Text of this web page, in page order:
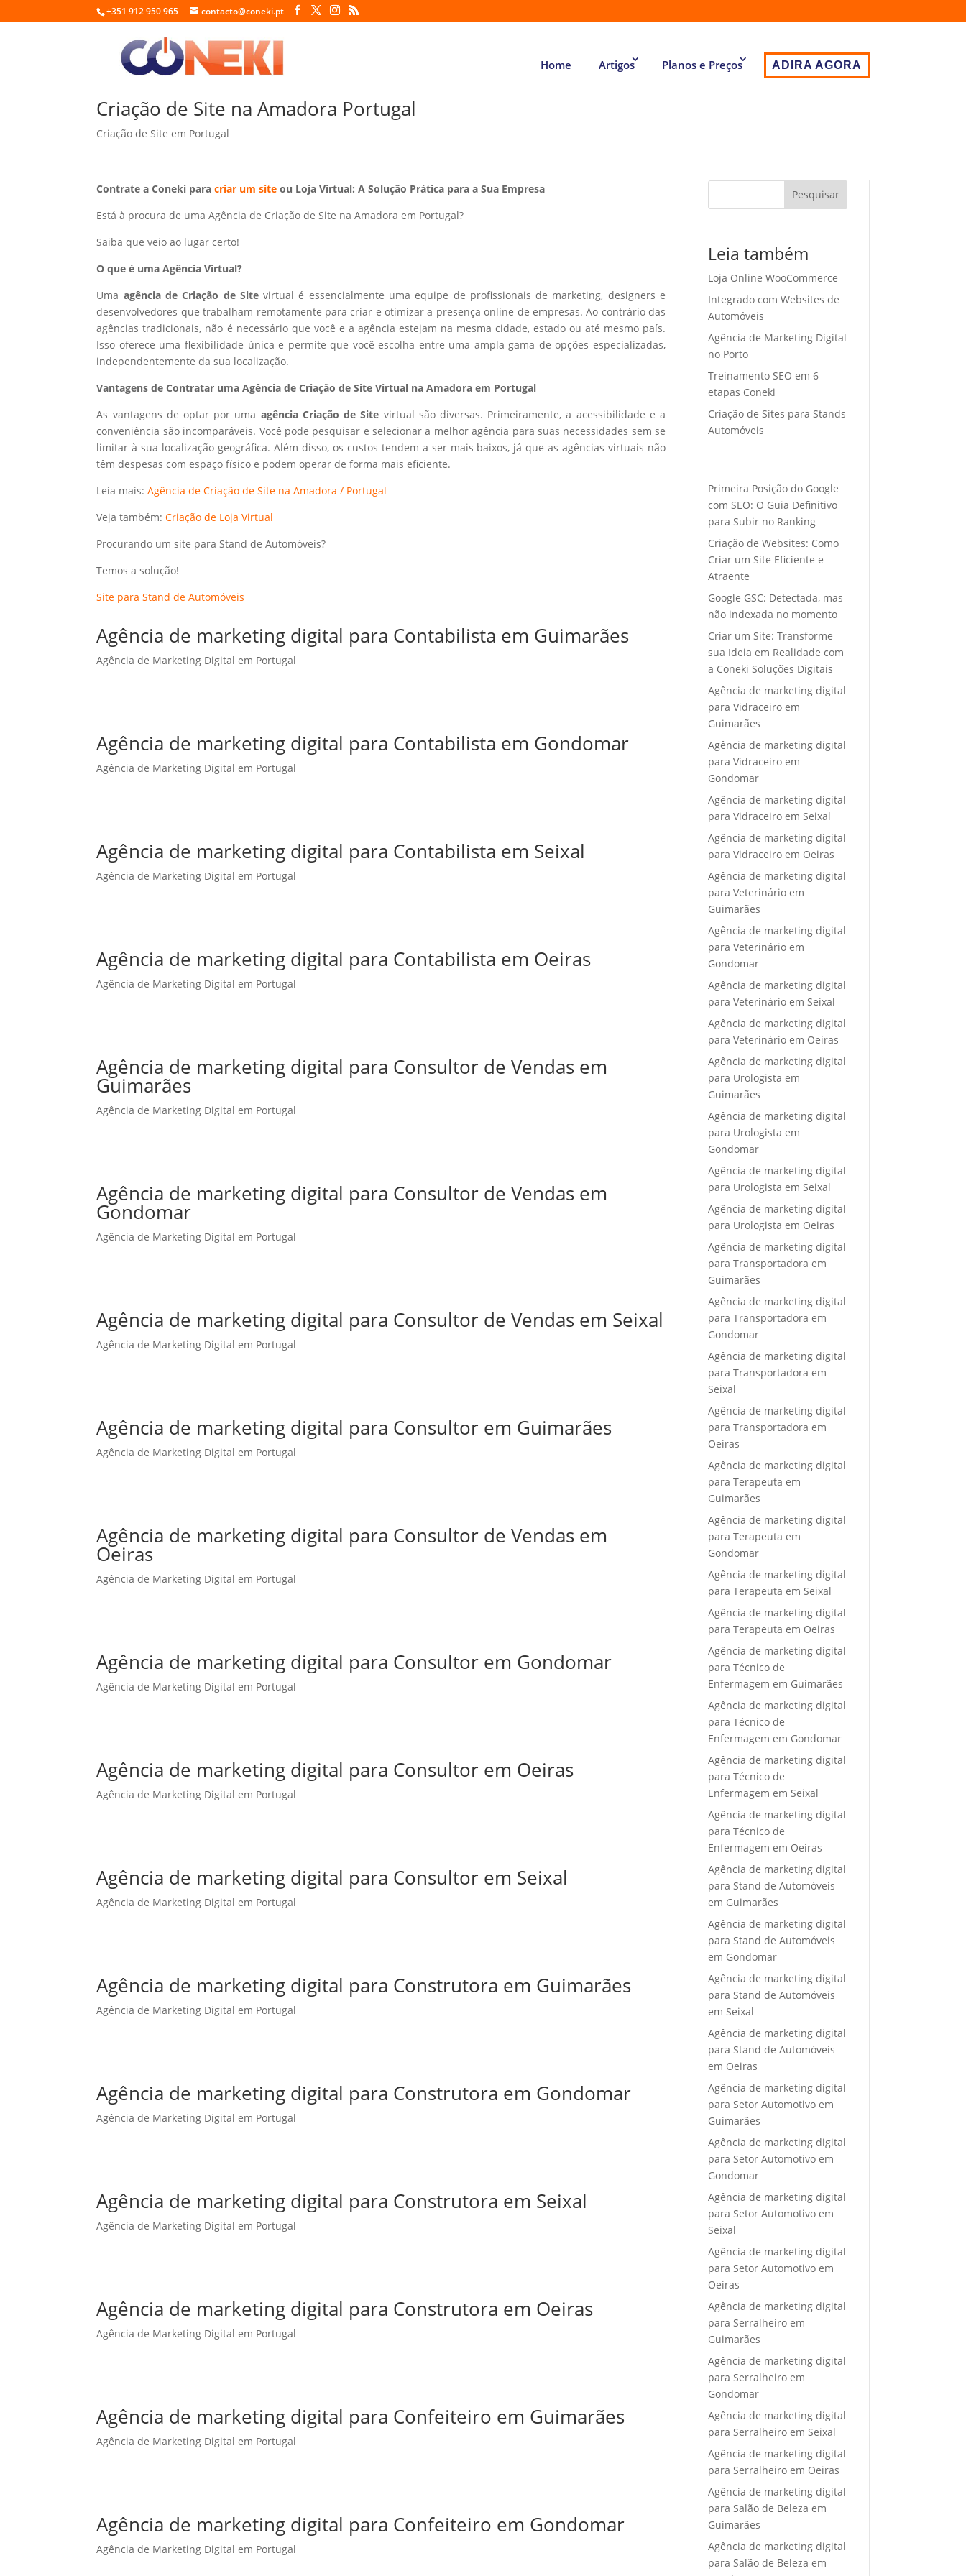
+351 912 950 965 contacto@coneki.pt
Home Artigos Planos e Preços ADIRA AGORA
Criação de Site na Amadora Portugal
Criação de Site em Portugal
Contrate a Coneki paracriar um site ou Loja Virtual: A Solução Prática para a Sua Empresa
Está à procura de uma Agência de Criação de Site na Amadora em Portugal?
Saiba que veio ao lugar certo!
O que é uma Agência Virtual?
Uma agência de Criação de Sitevirtual é essencialmente uma equipe de profissionais de marketing, designers e
desenvolvedores que trabalham remotamente para criar e otimizar a presença online de empresas. Ao contrário das
agências tradicionais, não é necessário que você e a agência estejam na mesma cidade, estado ou até mesmo país.
Isso oferece uma flexibilidade única e permite que você escolha entre uma ampla gama de opções especializadas,
independentemente da sua localização.
Vantagens de Contratar uma Agência de Criação de Site Virtual na Amadora em Portugal
As vantagens de optar por uma agência Criação de Site virtual são diversas. Primeiramente, a acessibilidade e a
conveniência são incomparáveis. Você pode pesquisar e selecionar a melhor agência para suas necessidades sem se
limitar à sua localização geográfica. Além disso, os custos tendem a ser mais baixos, já que as agências virtuais não
têm despesas com espaço físico e podem operar de forma mais eficiente.
Leia mais:Agência de Criação de Site na Amadora / Portugal
Veja também:Criação de Loja Virtual
Procurando um site para Stand de Automóveis?
Temos a solução!
Site para Stand de Automóveis
Agência de marketing digital para Contabilista em Guimarães
Agência de Marketing Digital em Portugal
Agência de marketing digital para Contabilista em Gondomar
Agência de Marketing Digital em Portugal
Agência de marketing digital para Contabilista em Seixal
Agência de Marketing Digital em Portugal
Agência de marketing digital para Contabilista em Oeiras
Agência de Marketing Digital em Portugal
Agência de marketing digital para Consultor de Vendas em
Guimarães
Agência de Marketing Digital em Portugal
Agência de marketing digital para Consultor de Vendas em
Gondomar
Agência de Marketing Digital em Portugal
Agência de marketing digital para Consultor de Vendas em Seixal
Agência de Marketing Digital em Portugal
Agência de marketing digital para Consultor em Guimarães
Agência de Marketing Digital em Portugal
Agência de marketing digital para Consultor de Vendas em
Oeiras
Agência de Marketing Digital em Portugal
Agência de marketing digital para Consultor em Gondomar
Agência de Marketing Digital em Portugal
Agência de marketing digital para Consultor em Oeiras
Agência de Marketing Digital em Portugal
Agência de marketing digital para Consultor em Seixal
Agência de Marketing Digital em Portugal
Agência de marketing digital para Construtora em Guimarães
Agência de Marketing Digital em Portugal
Agência de marketing digital para Construtora em Gondomar
Agência de Marketing Digital em Portugal
Agência de marketing digital para Construtora em Seixal
Agência de Marketing Digital em Portugal
Agência de marketing digital para Construtora em Oeiras
Agência de Marketing Digital em Portugal
Agência de marketing digital para Confeiteiro em Guimarães
Agência de Marketing Digital em Portugal
Agência de marketing digital para Confeiteiro em Gondomar
Agência de Marketing Digital em Portugal
Pesquisar
Leia também
Loja Online WooCommerce
Integrado com Websites de
Automóveis
Agência de Marketing Digital
no Porto
Treinamento SEO em 6
etapas Coneki
Criação de Sites para Stands
Automóveis
Primeira Posição do Google
com SEO: O Guia Definitivo
para Subir no Ranking
Criação de Websites: Como
Criar um Site Eficiente e
Atraente
Google GSC: Detectada, mas
não indexada no momento
Criar um Site: Transforme
sua Ideia em Realidade com
a Coneki Soluções Digitais
Agência de marketing digital
para Vidraceiro em
Guimarães
Agência de marketing digital
para Vidraceiro em
Gondomar
Agência de marketing digital
para Vidraceiro em Seixal
Agência de marketing digital
para Vidraceiro em Oeiras
Agência de marketing digital
para Veterinário em
Guimarães
Agência de marketing digital
para Veterinário em
Gondomar
Agência de marketing digital
para Veterinário em Seixal
Agência de marketing digital
para Veterinário em Oeiras
Agência de marketing digital
para Urologista em
Guimarães
Agência de marketing digital
para Urologista em
Gondomar
Agência de marketing digital
para Urologista em Seixal
Agência de marketing digital
para Urologista em Oeiras
Agência de marketing digital
para Transportadora em
Guimarães
Agência de marketing digital
para Transportadora em
Gondomar
Agência de marketing digital
para Transportadora em
Seixal
Agência de marketing digital
para Transportadora em
Oeiras
Agência de marketing digital
para Terapeuta em
Guimarães
Agência de marketing digital
para Terapeuta em
Gondomar
Agência de marketing digital
para Terapeuta em Seixal
Agência de marketing digital
para Terapeuta em Oeiras
Agência de marketing digital
para Técnico de
Enfermagem em Guimarães
Agência de marketing digital
para Técnico de
Enfermagem em Gondomar
Agência de marketing digital
para Técnico de
Enfermagem em Seixal
Agência de marketing digital
para Técnico de
Enfermagem em Oeiras
Agência de marketing digital
para Stand de Automóveis
em Guimarães
Agência de marketing digital
para Stand de Automóveis
em Gondomar
Agência de marketing digital
para Stand de Automóveis
em Seixal
Agência de marketing digital
para Stand de Automóveis
em Oeiras
Agência de marketing digital
para Setor Automotivo em
Guimarães
Agência de marketing digital
para Setor Automotivo em
Gondomar
Agência de marketing digital
para Setor Automotivo em
Seixal
Agência de marketing digital
para Setor Automotivo em
Oeiras
Agência de marketing digital
para Serralheiro em
Guimarães
Agência de marketing digital
para Serralheiro em
Gondomar
Agência de marketing digital
para Serralheiro em Seixal
Agência de marketing digital
para Serralheiro em Oeiras
Agência de marketing digital
para Salão de Beleza em
Guimarães
Agência de marketing digital
para Salão de Beleza em